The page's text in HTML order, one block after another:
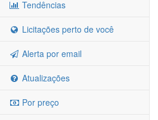
Tendências
Licitações perto de você
Alerta por email
Atualizações
Por preço